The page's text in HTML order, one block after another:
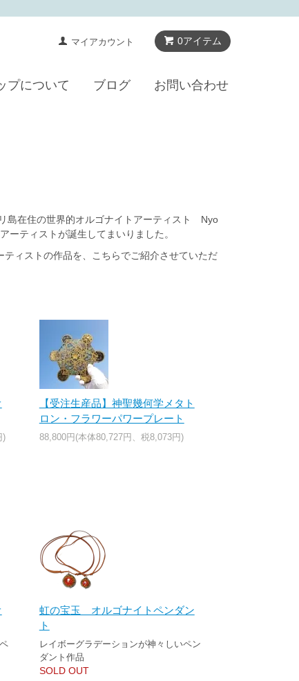
0アイテム
マイアカウント
プについて ブログ お問い合わせ
島在住の世界的オルゴナイトアーティスト Nyo
ティストが誕生してまいりました。
ィストの作品を、こちらでご紹介させていただ
)
【受注生産品】神聖幾何学メタト
ロン・フラワーパワープレート
88,800円(本体80,727円、税8,073円)
虹の宝玉 オルゴナイトペンダン
ト
レイボーグラデーションが神々しいペン
ダント作品
SOLD OUT